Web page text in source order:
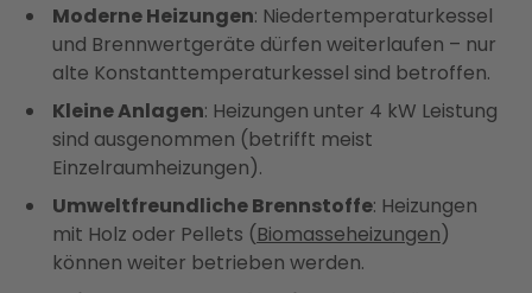
Moderne Heizungen: Niedertemperaturkessel
und Brennwertgeräte dürfen weiterlaufen – nur
alte Konstanttemperaturkessel sind betroffen.
Kleine Anlagen: Heizungen unter 4 kW Leistung
sind ausgenommen (betrifft meist
Einzelraumheizungen).
Umweltfreundliche Brennstoffe: Heizungen
mit Holz oder Pellets (Biomasseheizungen)
können weiter betrieben werden.